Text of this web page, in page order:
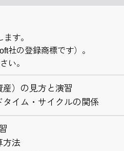
す。
社の登録商標です）。
い。
）の見方と演習
イム・サイクルの関係
方法